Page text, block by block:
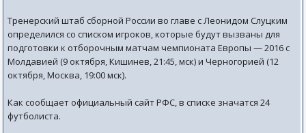
Тренерский штаб сборной России во главе с Леонидом Слуцким
определился со списком игроков, которые будут вызваны для
подготовки к отборочным матчам чемпионата Европы — 2016 с
Молдавией (9 октября, Кишинев, 21:45, мск) и Черногорией (12
октября, Москва, 19:00 мск).
Как сообщает официальный сайт РФС, в списке значатся 24
футболиста.